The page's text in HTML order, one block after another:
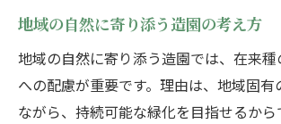
地域の自然に寄り添う造園の考え方
地域の自然に寄り添う造園では、在来
への配慮が重要です。理由は、地域固有
ながら、持続可能な緑化を目指せるか